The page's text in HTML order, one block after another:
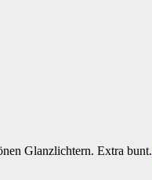
Glanzlichtern. Extra bunt.